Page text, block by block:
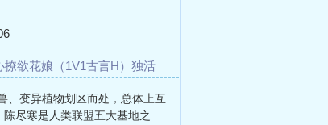
撩欲花娘（1V1古言H） 独活
、变异植物划区而处，总体上互
尽寒是人类联盟五大基地之